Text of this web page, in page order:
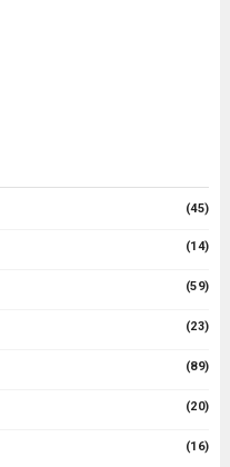
(45)
(14)
(59)
(23)
(89)
(20)
(16)